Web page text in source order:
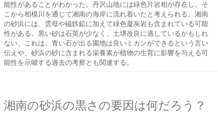
能性があることがわかった。丹沢山地には緑色片岩相が存在し、そ
こから相模川を通じて湘南の海岸に流れ着いたと考えられる。湘南
の砂浜には、雲母や磁鉄鉱に加えて緑色凝灰岩も含まれている可能
性がある。黒い砂は石英が少なく、土壌改良に適しているかもしれ
ない。これは、青い石が出る園地は良いミカンができるという言い
伝えや、砂浜の砂に含まれる栄養素が植物の生育に影響を与える可
能性を示唆する過去の考察とも関連する。
湘南の砂浜の黒さの要因は何だろう？